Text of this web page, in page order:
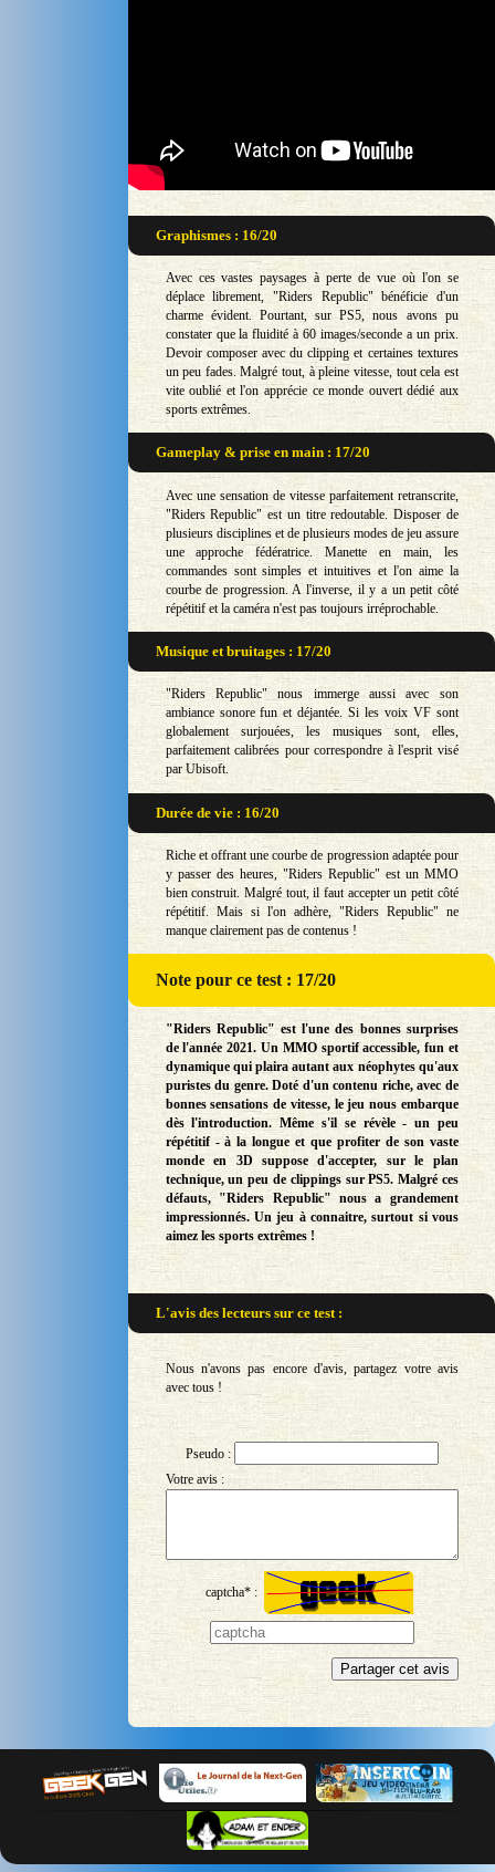
Graphismes : 16/20
Avec ces vastes paysages à perte de vue où l'on se
déplace librement, "Riders Republic" bénéficie d'un
charme évident. Pourtant, sur PS5, nous avons pu
constater que la fluidité à 60 images/seconde a un prix.
Devoir composer avec du clipping et certaines textures
un peu fades. Malgré tout, à pleine vitesse, tout cela est
vite oublié et l'on apprécie ce monde ouvert dédié aux
sports extrêmes.
Gameplay & prise en main : 17/20
Avec une sensation de vitesse parfaitement retranscrite,
"Riders Republic" est un titre redoutable. Disposer de
plusieurs disciplines et de plusieurs modes de jeu assure
une approche fédératrice. Manette en main, les
commandes sont simples et intuitives et l'on aime la
courbe de progression. A l'inverse, il y a un petit côté
répétitif et la caméra n'est pas toujours irréprochable.
Musique et bruitages : 17/20
"Riders Republic" nous immerge aussi avec son
ambiance sonore fun et déjantée. Si les voix VF sont
globalement surjouées, les musiques sont, elles,
parfaitement calibrées pour correspondre à l'esprit visé
par Ubisoft.
Durée de vie : 16/20
Riche et offrant une courbe de progression adaptée pour
y passer des heures, "Riders Republic" est un MMO
bien construit. Malgré tout, il faut accepter un petit côté
répétitif. Mais si l'on adhère, "Riders Republic" ne
manque clairement pas de contenus !
Notepour ce test : 17/20
"Riders Republic" est l'une des bonnes surprises
de l'année 2021. Un MMO sportif accessible, fun et
dynamique qui plaira autant aux néophytes qu'aux
puristes du genre. Doté d'un contenu riche, avec de
bonnes sensations de vitesse, le jeu nous embarque
dès l'introduction. Même s'il se révèle - un peu
répétitif - à la longue et que profiter de son vaste
monde en 3D suppose d'accepter, sur le plan
technique, un peu de clippings sur PS5. Malgré ces
défauts, "Riders Republic" nous a grandement
impressionnés. Un jeu à connaitre, surtout si vous
aimez les sports extrêmes !
L'avis des lecteurs surce test :
Nous n'avons pas encore d'avis, partagez votre avis
avec tous !
Pseudo :
Votre avis :
captcha* :